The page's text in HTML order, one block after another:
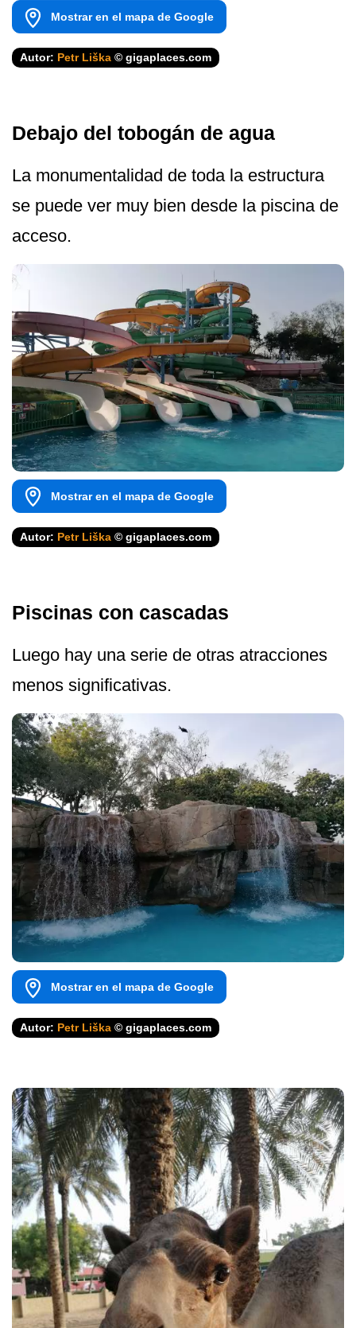
Mostrar en el mapa de Google
Autor: Petr Liška © gigaplaces.com
Debajo del tobogán de agua
La monumentalidad de toda la estructura
se puede ver muy bien desde la piscina de
acceso.
Mostrar en el mapa de Google
Autor: Petr Liška © gigaplaces.com
Piscinas con cascadas
Luego hay una serie de otras atracciones
menos significativas.
Mostrar en el mapa de Google
Autor: Petr Liška © gigaplaces.com